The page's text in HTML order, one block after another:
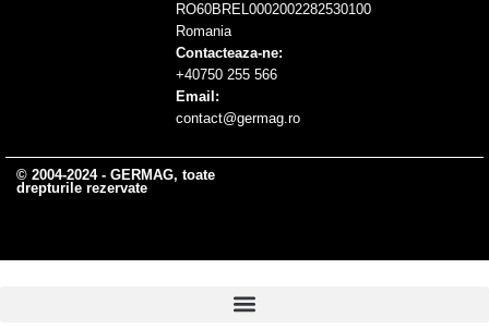
RO60BREL0002002282530100
Romania
Contacteaza-ne:
+40750 255 566
Email:
contact@germag.ro
© 2004-2024 - GERMAG, toate
drepturile rezervate